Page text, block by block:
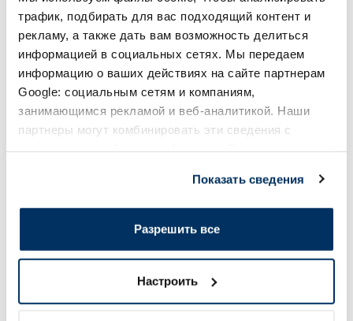
трафик, подбирать для вас подходящий контент и
рекламу, а также дать вам возможность делиться
информацией в социальных сетях. Мы передаем
информацию о ваших действиях на сайте партнерам
Google: социальным сетям и компаниям,
занимающимся рекламой и веб-аналитикой. Наши
партнеры могут комбинировать эти сведения с
Показать сведения
Разрешить все
Настроить
Лучшая цена за 30 дней: 3.30 € (-18%)
Регулярная цена: 6.39 €
Регулярная цена: 33.99 €
Page 1 of 10
Высоко оценённые в категории
-55% -50%